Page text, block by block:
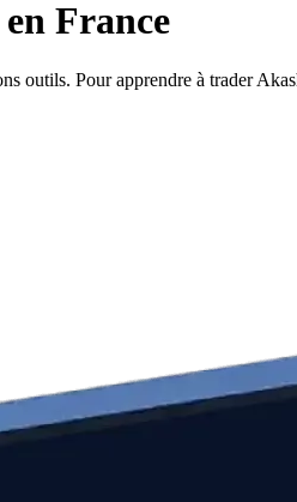
France
outils. Pour apprendre à trader